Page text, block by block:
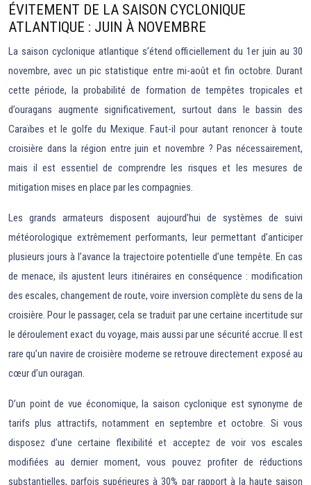
ÉVITEMENT DE LA SAISON CYCLONIQUE
ATLANTIQUE : JUIN À NOVEMBRE
La saison cyclonique atlantique s’étend officiellement du 1er juin au 30
novembre, avec un pic statistique entre mi-août et fin octobre. Durant
cette période, la probabilité de formation de tempêtes tropicales et
d’ouragans augmente significativement, surtout dans le bassin des
Caraïbes et le golfe du Mexique. Faut-il pour autant renoncer à toute
croisière dans la région entre juin et novembre ? Pas nécessairement,
mais il est essentiel de comprendre les risques et les mesures de
mitigation mises en place par les compagnies.
Les grands armateurs disposent aujourd’hui de systèmes de suivi
météorologique extrêmement performants, leur permettant d’anticiper
plusieurs jours à l’avance la trajectoire potentielle d’une tempête. En cas
de menace, ils ajustent leurs itinéraires en conséquence : modification
des escales, changement de route, voire inversion complète du sens de la
croisière. Pour le passager, cela se traduit par une certaine incertitude sur
le déroulement exact du voyage, mais aussi par une sécurité accrue. Il est
rare qu’un navire de croisière moderne se retrouve directement exposé au
cœur d’un ouragan.
D’un point de vue économique, la saison cyclonique est synonyme de
tarifs plus attractifs, notamment en septembre et octobre. Si vous
disposez d’une certaine flexibilité et acceptez de voir vos escales
modifiées au dernier moment, vous pouvez profiter de réductions
substantielles, parfois supérieures à 30% par rapport à la haute saison